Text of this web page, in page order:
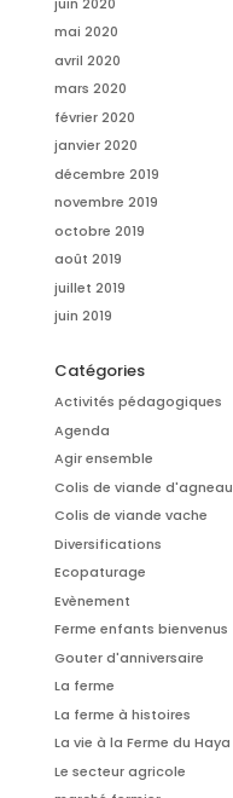
mai 2020
avril 2020
mars 2020
février 2020
janvier 2020
décembre 2019
novembre 2019
octobre 2019
août 2019
juillet 2019
juin 2019
Catégories
Activités pédagogiques
Agenda
Agir ensemble
Colis de viande d'agneau
Colis de viande vache
Diversifications
Ecopaturage
Evènement
Ferme enfants bienvenus
Gouter d'anniversaire
La ferme
La ferme à histoires
La vie à la Ferme du Haya
Le secteur agricole